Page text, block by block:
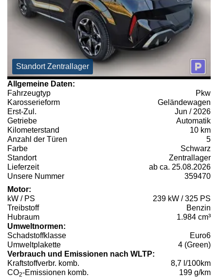
Standort Zentrallager
Allgemeine Daten:
Fahrzeugtyp
Pkw
Karosserieform
Geländewagen
Erst-Zul.
Jun / 2026
Getriebe
Automatik
Kilometerstand
10 km
Anzahl der Türen
5
Farbe
Schwarz
Standort
Zentrallager
Lieferzeit
ab ca. 25.08.2026
Unsere Nummer
359470
Motor:
kW / PS
239 kW / 325 PS
Treibstoff
Benzin
Hubraum
1.984 cm³
Umweltnormen:
Schadstoffklasse
Euro6
Umweltplakette
4 (Green)
Verbrauch und Emissionen nach WLTP:
Kraftstoffverbr. komb.
8,7 l/100km
CO2-Emissionen komb.
199 g/km